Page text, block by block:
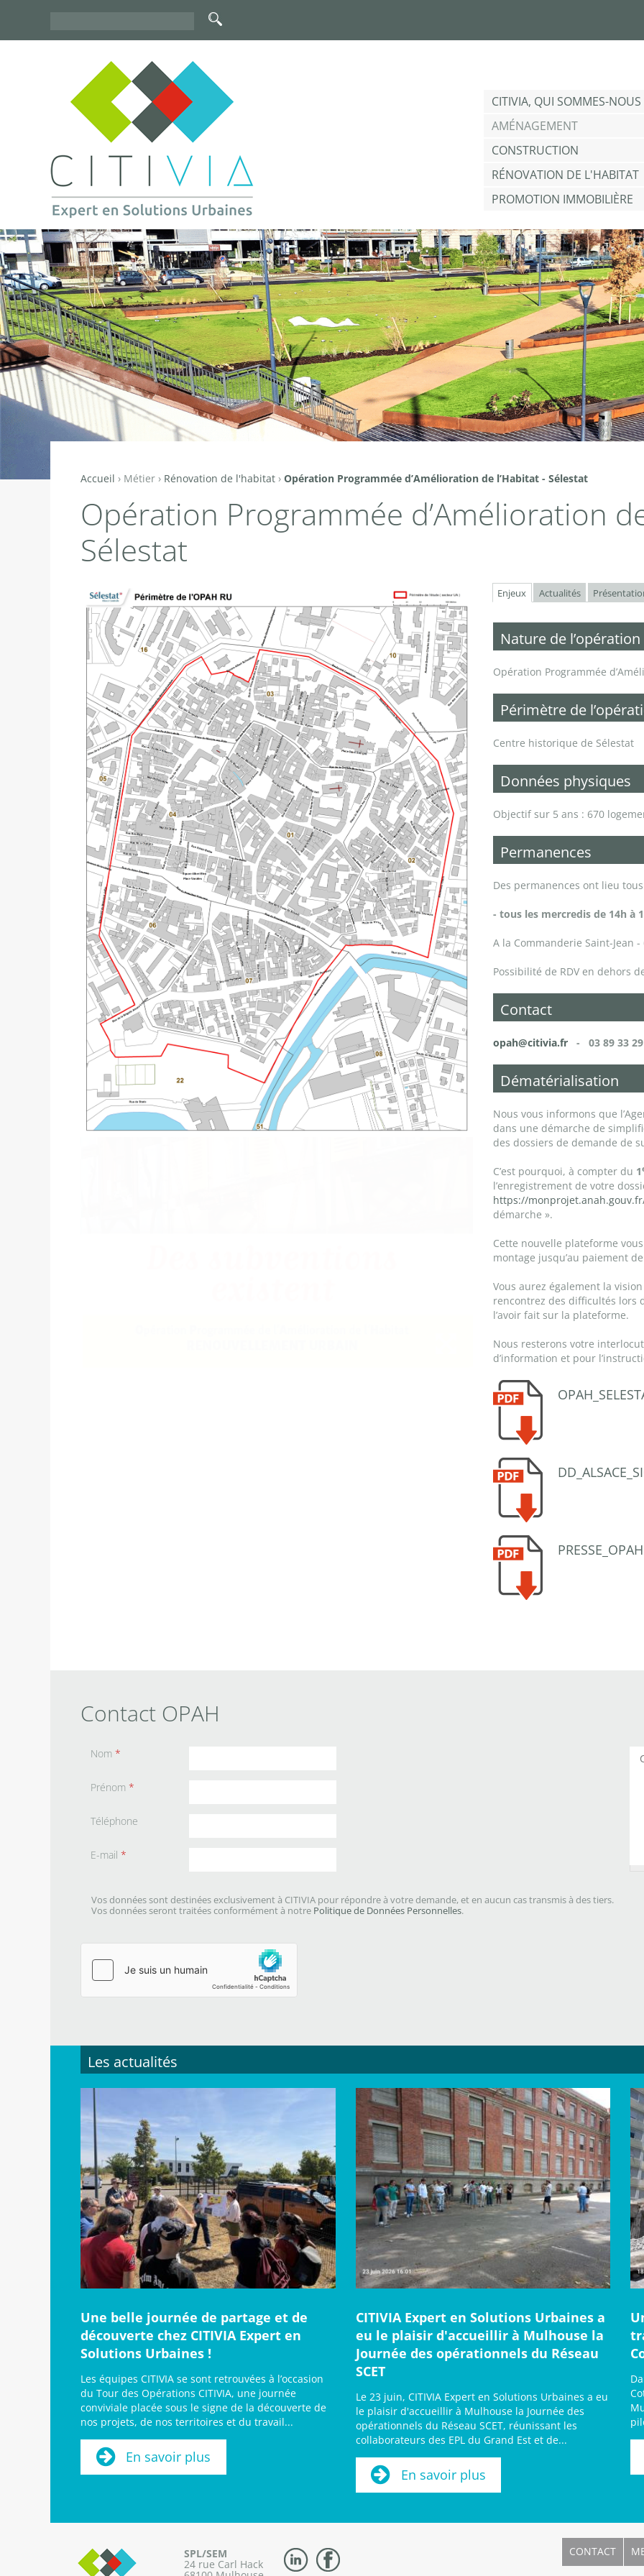
de
recherche
CITIVIA, QUI SOMMES-NOUS
AMÉNAGEMENT
CONSTRUCTION
RÉNOVATION DE L'HABITAT
PROMOTION IMMOBILIÈRE
Vous
êtes
ici
Accueil › Métier › Rénovation de l'habitat › Opération Programmée d’Amélioration de l’Habitat - Sélestat
Opération Programmée d’Amélioration
Sélestat
Enjeux Actualités
Nature de l’opération
Opération Programmée
Périmètre de
Centre historique de Sélestat
Données physiques
Objectif sur 5 ans : 670
Permanences
Des permanences ont lieu
- tous les mercredis de 14h à
A la Commanderie Saint-Jean -
Possibilité de RDV en dehors
Contact
opah@citivia.fr - 03 89 33
Dématérialisation
Nous vous informons que
dans une démarche de
des dossiers de demande de
C’est pourquoi, à compter du 1
l’enregistrement de votre
https://
démarche ».
Cette nouvelle plateforme
montage jusqu’au paiement
Vous aurez également la
rencontrez des difficultés lors
l’avoir fait sur la plateforme.
Nous resterons votre
d’information et pour
Contact OPAH
Nom *
Prénom *
Téléphone
E-mail *
Vos données sont destinées exclusivement à CITIVIA pour répondre à votre demande, et en aucun cas transmis à des tiers.
Vos données seront traitées conformément à notre Politique de Données Personnelles.
Les actualités
Une belle journée de partage et de
découverte chez CITIVIA Expert en
Solutions Urbaines !
Les équipes CITIVIA se sont retrouvées à l’occasion
du Tour des Opérations CITIVIA, une journée
conviviale placée sous le signe de la découverte de
nos projets, de nos territoires et du travail...
En savoir plus
CITIVIA Expert en Solutions Urbaines a
eu le plaisir d'accueillir à Mulhouse la
Journée des opérationnels du Réseau
SCET
Le 23 juin, CITIVIA Expert en Solutions Urbaines a eu
le plaisir d'accueillir à Mulhouse la Journée des
opérationnels du Réseau SCET, réunissant les
collaborateurs des EPL du Grand Est et de...
En savoir plus
SPL/SEM
24 rue Carl Hack
CONTACT